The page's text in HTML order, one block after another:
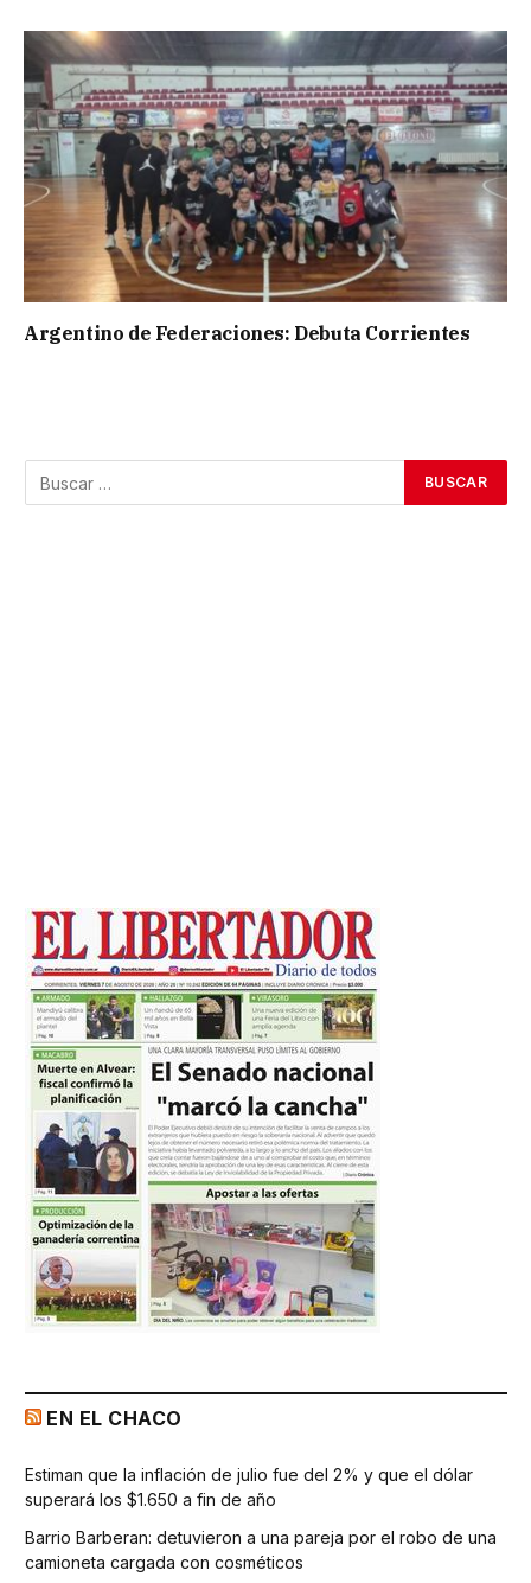
Argentino de Federaciones: Debuta Corrientes
EN EL CHACO
Estiman que la inflación de julio fue del 2% y que el dólar
superará los $1.650 a fin de año
Barrio Barberan: detuvieron a una pareja por el robo de una
camioneta cargada con cosméticos